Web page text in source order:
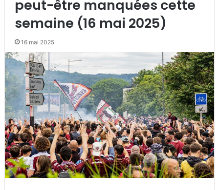
peut-être manquées cette
semaine (16 mai 2025)
16 mai 2025